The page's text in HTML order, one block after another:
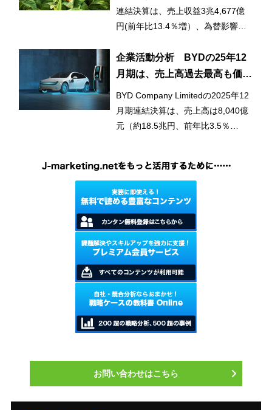
後も販売を伸ばしたことが大きく影
響した。売上の9割以上を占めるゲ
ーム専用機ビジネス売上高は2兆
増）。デジタル売上高比率は53.5%
から54.6%へ上昇した。
連結決算は、売上収益3兆4,677億
円(前年比13.4％増）、為替影響を
（同21.5％増）、当期利益5,102億
円（同184.6％増）と、将来に亘る
してきた事業投資により、過去最高
となる財務実績を達成した。
企業活動分析 BYDの25年12
月期は、売上高過去最高も価格
競争激化で4年ぶり減益に
BYD Company Limitedの2025年12
月期連結決算は、売上高は8,040億
元（約18.5兆円、前年比3.5％
の市場・価格競争激化により中国国
内市場で苦戦し、売上高は過去最高
を更新したものの、伸び率は減速。
4年ぶりの減益となった。
お問い合わせはこちら